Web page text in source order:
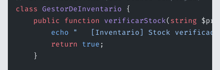
class GestorDeInventario {
    public
function verificarStock( string
        echo
"   [Inventario] Stock
        return
true ;
    }